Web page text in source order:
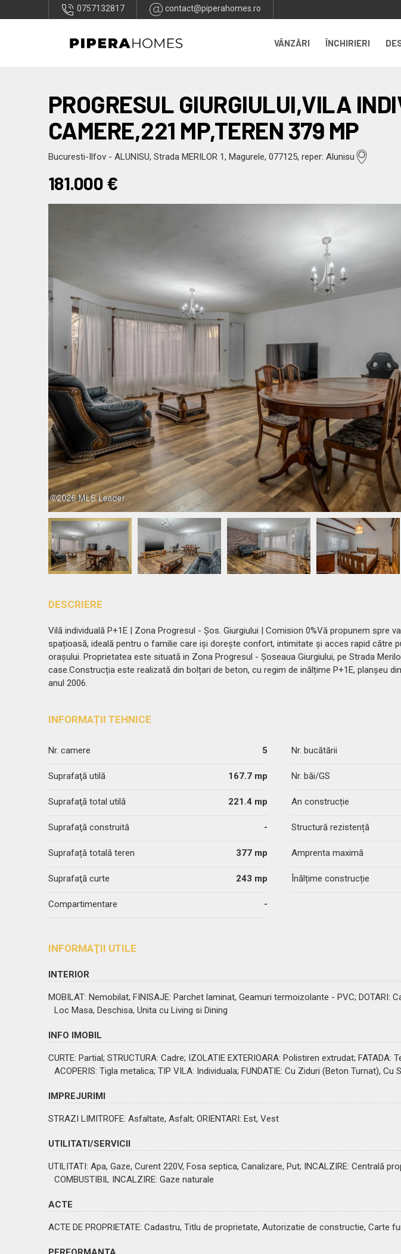
0757132817 contact@piperahomes.ro
VÂNZĂRI ÎNCHIRIERI
PROGRESUL GIURGIULUI,VILA
CAMERE,221 MP,TEREN 379 MP
Bucuresti-Ilfov - ALUNISU, Strada MERILOR 1, Magurele, 077125, reper: Alunisu
181.000€
DESCRIERE
Vilă individuală P+1E | Zona Progresul - Șos. Giurgiului | Comision 0%Vă propunem spre
spațioasă, ideală pentru o familie care iși dorește confort, intimitate și acces rapid către
orașului. Proprietatea este situată in Zona Progresul - Șoseaua Giurgiului, pe Strada
case.Construcția este realizată din bolțari de beton, cu regim de inălțime P+1E, planșeu
anul 2006.
INFORMAȚII TEHNICE
Nr. camere 5
Suprafaţă utilă 167.7 mp
Suprafaţă total utilă 221.4 mp
Suprafaţă construită -
Suprafață totală teren 377 mp
Suprafaţă curte 243 mp
Compartimentare -
Nr. bucătării
Nr. băi/GS
An construcție
Structură rezistență
Amprenta maximă
Înălțime construcție
INFORMAŢII UTILE
INTERIOR
MOBILAT: Nemobilat; FINISAJE: Parchet laminat, Geamuri termoizolante - PVC; DOTARI :
Loc Masa, Deschisa, Unita cu Living si Dining
INFO IMOBIL
CURTE: Partial; STRUCTURA: Cadre; IZOLATIE EXTERIOARA: Polistiren extrudat; FATADA:
ACOPERIS: Tigla metalica; TIP VILA: Individuala; FUNDATIE: Cu Ziduri (Beton Turnat), Cu
IMPREJURIMI
STRAZI LIMITROFE: Asfaltate, Asfalt; ORIENTARI : Est, Vest
UTILITATI/SERVICII
UTILITATI : Apa, Gaze, Curent 220V, Fosa septica, Canalizare, Put; INCALZIRE: Centrală
COMBUSTIBIL INCALZIRE: Gaze naturale
ACTE
ACTE DE PROPRIETATE: Cadastru, Titlu de proprietate, Autorizatie de constructie, Carte